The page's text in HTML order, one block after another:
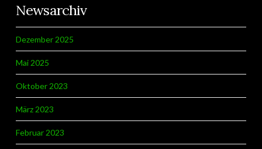
Newsarchiv
Dezember 2025
Mai 2025
Oktober 2023
März 2023
Februar 2023